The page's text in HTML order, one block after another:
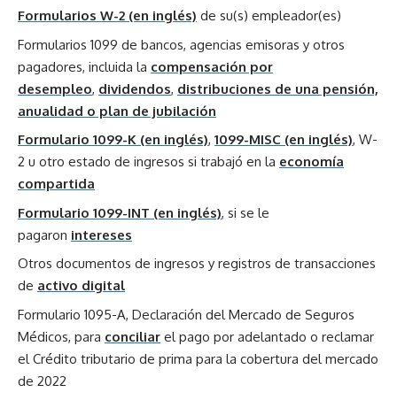
Formularios W-2 (en inglés) de su(s) empleador(es)
Formularios 1099 de bancos, agencias emisoras y otros
pagadores, incluida la compensación por
desempleo, dividendos, distribuciones de una pensión,
anualidad o plan de jubilación
Formulario 1099-K (en inglés), 1099-MISC (en inglés), W-
2 u otro estado de ingresos si trabajó en la economía
compartida
Formulario 1099-INT (en inglés), si se le
pagaron intereses
Otros documentos de ingresos y registros de transacciones
de activo digital
Formulario 1095-A, Declaración del Mercado de Seguros
Médicos, para conciliar el pago por adelantado o reclamar
el Crédito tributario de prima para la cobertura del mercado
de 2022